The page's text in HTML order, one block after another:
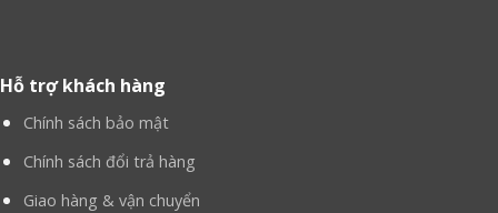
Hỗ trợ khách hàng
Chính sách bảo mật
Chính sách đổi trả hàng
Giao hàng & vận chuyển